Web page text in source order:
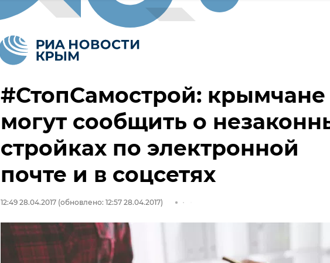
#СтопСамострой: крымчане
могут сообщить о
стройках по электронной
почте и в соцсетях
12:49 28.04.2017 (обновлено: 12:57 28.04.2017)